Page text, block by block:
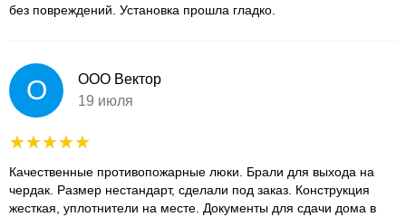
без повреждений. Установка прошла гладко.
О
ООО Вектор
19 июля
Качественные противопожарные люки. Брали для выхода на
чердак. Размер нестандарт, сделали под заказ. Конструкция
жесткая, уплотнители на месте. Документы для сдачи дома в